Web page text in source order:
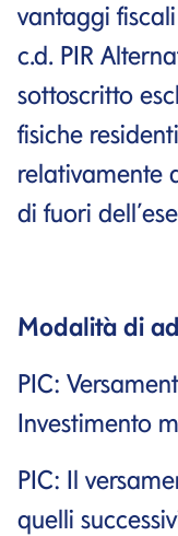
vantaggi
c.d. PIR
sottoscritto
fisiche
relativamente
di fuori
Modalità di
PIC:
Investimento
PIC: Il
quelli